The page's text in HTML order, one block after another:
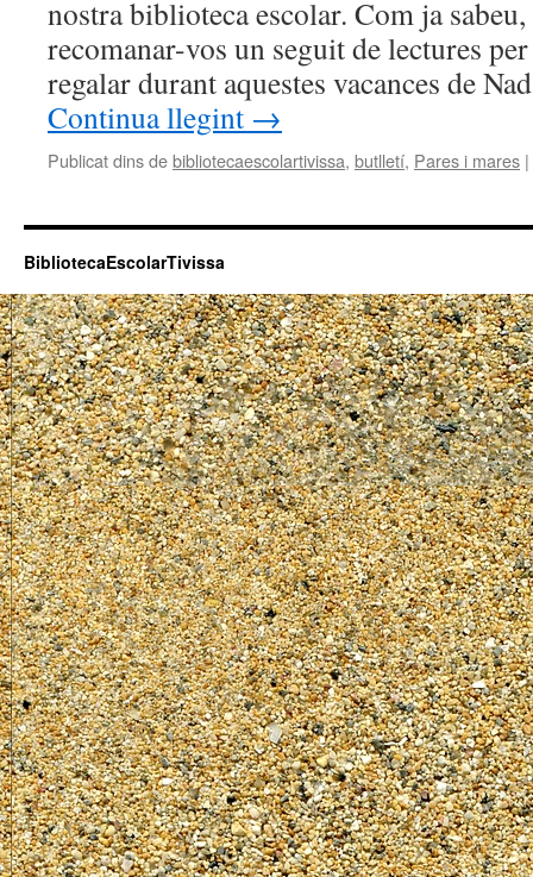
nostra biblioteca escolar. Com ja
recomanar-vos un seguit de lectures
regalar durant aquestes vacances de
Continua llegint →
Publicat dins debibliotecaescolartivissa, butlletí, Pares i mares |
BibliotecaEscolarTivissa